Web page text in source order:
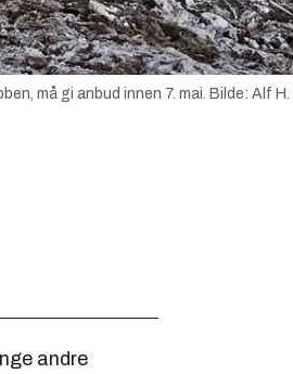
må gi anbud innen 7. mai. Bilde: Alf H.
andre